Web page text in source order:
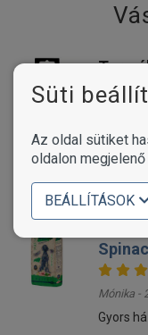
Mi a
állja
Mónika -
Gyors
Süti
Az oldal sütiket
oldalon
BEÁLLÍTÁSOK